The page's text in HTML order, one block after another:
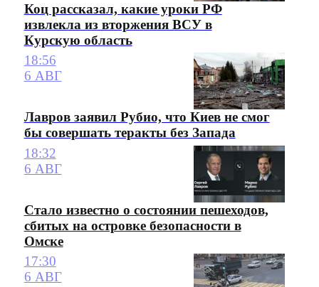
Коц рассказал, какие уроки РФ
извлекла из вторжения ВСУ в
Курскую область
18:56
6 АВГ
Лавров заявил Рубио, что Киев не смог
бы совершать теракты без Запада
18:32
6 АВГ
Стало известно о состоянии пешеходов,
сбитых на островке безопасности в
Омске
17:30
6 АВГ